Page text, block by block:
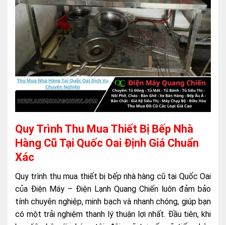
Quy Trình Thu Mua Thiết Bị Bếp Nhà
Hàng Cũ Tại Quốc Oai Định Giá Chuẩn
Xác
Quy trình thu mua thiết bị bếp nhà hàng cũ tại Quốc Oai
của Điện Máy – Điện Lạnh Quang Chiến luôn đảm bảo
tính chuyên nghiệp, minh bạch và nhanh chóng, giúp bạn
có một trải nghiệm thanh lý thuận lợi nhất. Đầu tiên, khi